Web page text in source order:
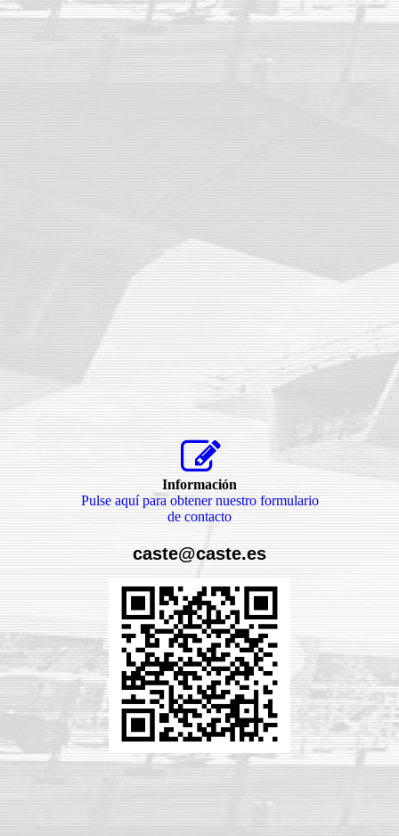
Información
Pulse aquí para obtener nuestro formulario
de contacto
caste@caste.es